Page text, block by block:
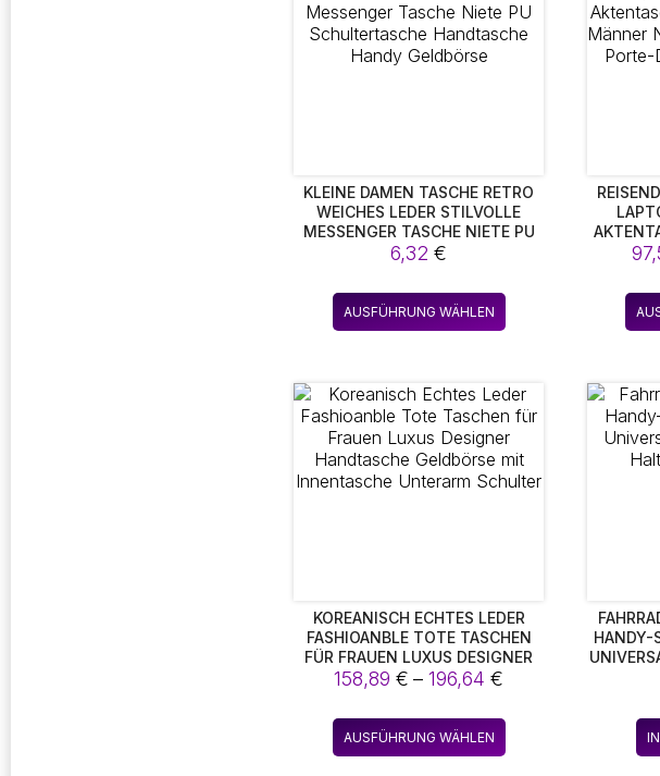
KLEINE DAMEN TASCHE RETRO
WEICHES LEDER STILVOLLE
MESSENGER TASCHE NIETE PU
SCHULTERTASCHE HANDTASCHE
6,32€
AUSFÜHRUNG WÄHLEN
Dieses
Produkt
Varianten
auf.
Die
Optionen
können
werden
FÜR
KOREANISCH ECHTES LEDER
FASHIOANBLE TOTE TASCHEN
FÜR FRAUEN LUXUS DESIGNER
HANDTASCHE GELDBÖRSE MIT
SCHULTER
158,89€ –196,64€
bis
196,64 €
AUSFÜHRUNG WÄHLEN
Dieses
Produkt
HANDY-